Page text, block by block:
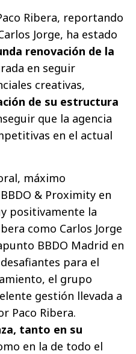
Ribera, reportando
Jorge, ha estado
renovación de la
en seguir
creativas,
de su estructura
que la agencia
en el actual
máximo
& Proximity en
positivamente la
como Carlos Jorge
BBDO Madrid en
para el
el grupo
gestión llevada a
Paco Ribera.
tanto en su
en la de todo el